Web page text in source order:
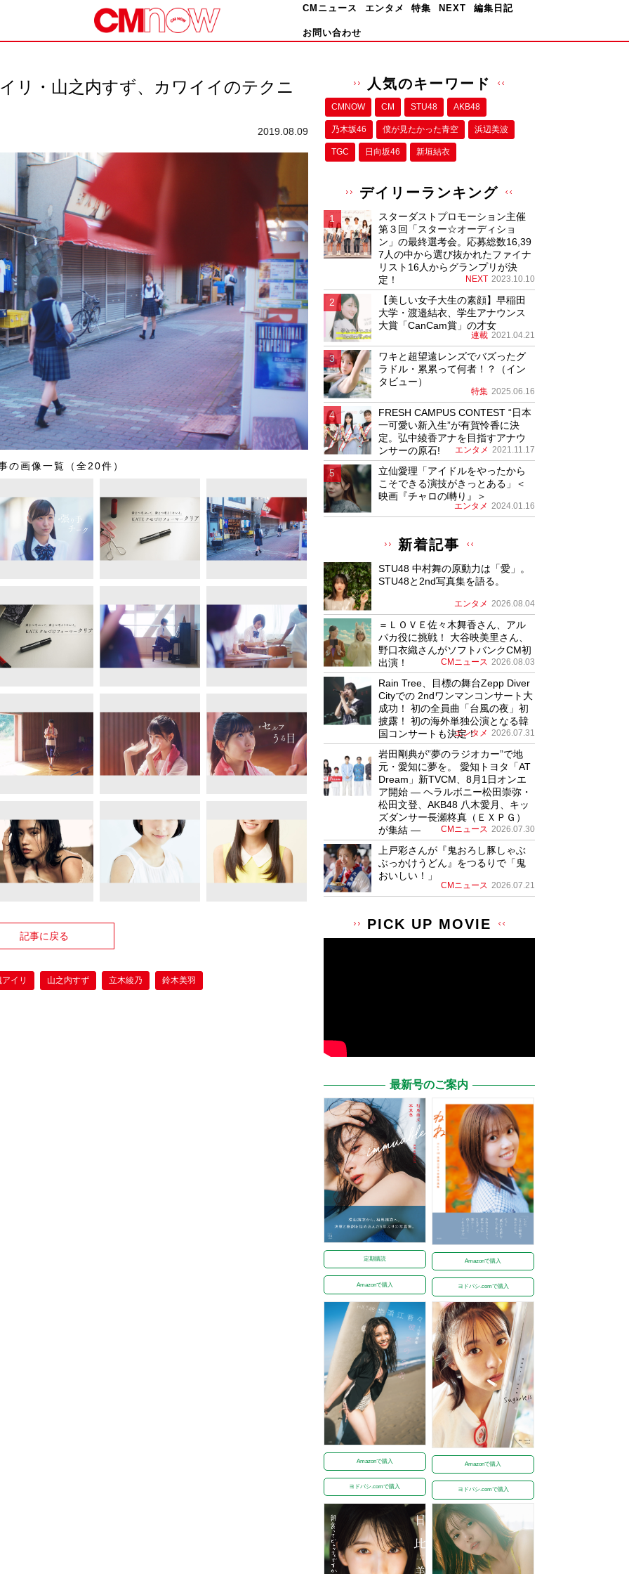
CMニュース エンタメ 特集 NEXT 編集日記
お問い合わせ
リ・山之内すず、カワイイのテクニ
2019.08.09
の画像一覧（全20件）
記事に戻る
イリ 山之内すず 立木綾乃 鈴木美羽
人気のキーワード
CMNOW CM STU48 AKB48
乃木坂46 僕が⾒たかった⻘空 浜辺美波
TGC 日向坂46 新垣結衣
デイリーランキング
スターダストプロモーション主催
第３回「スター☆オーディショ
ン」の最終選考会。応募総数16,39
7人の中から選び抜かれたファイナ
リスト16人からグランプリが決
定！
NEXT 2023.10.10
【美しい女子大生の素顔】早稲田
大学・渡邉結衣、学生アナウンス
大賞「CanCam賞」の才女
連載 2021.04.21
ワキと超望遠レンズでバズったグ
ラドル・累累って何者！？（イン
タビュー）
特集 2025.06.16
FRESH CAMPUS CONTEST “日本
一可愛い新入生”が有賀怜香に決
定。弘中綾香アナを目指すアナウ
ンサーの原石!
エンタメ 2021.11.17
立仙愛理「アイドルをやったから
こそできる演技がきっとある」＜
映画『チャロの囀り』＞
エンタメ 2024.01.16
新着記事
STU48 中村舞の原動力は「愛」。
STU48と2nd写真集を語る。
エンタメ 2026.08.04
＝ＬＯＶＥ佐々木舞香さん、アル
パカ役に挑戦！ 大谷映美里さん、
野口衣織さんがソフトバンクCM初
出演！
CMニュース 2026.08.03
Rain Tree、目標の舞台Zepp Diver
Cityでの 2ndワンマンコンサート大
成功！ 初の全員曲「台風の夜」初
披露！ 初の海外単独公演となる韓
国コンサートも決定！
エンタメ 2026.07.31
岩田剛典が”夢のラジオカー”で地
元・愛知に夢を。 愛知トヨタ「AT
Dream」新TVCM、8月1日オンエ
ア開始 ― ヘラルボニー松田崇弥・
松田文登、AKB48 八木愛月、キッ
ズダンサー長瀬柊真（ＥＸＰＧ）
が集結 ―
CMニュース 2026.07.30
上戸彩さんが『鬼おろし豚しゃぶ
ぶっかけうどん』をつるりで「鬼
おいしい！」
CMニュース 2026.07.21
PICK UP MOVIE
最新号のご案内
定期購読
Amazonで購入
Amazonで購入
ヨドバシ.comで購入
Amazonで購入
ヨドバシ.comで購入
Amazonで購入
ヨドバシ.comで購入